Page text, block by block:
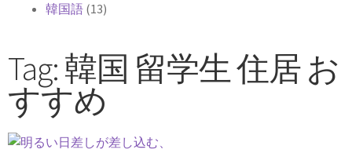
韓国語 (13)
Tag: 韓国 留学生 住居 お
すすめ